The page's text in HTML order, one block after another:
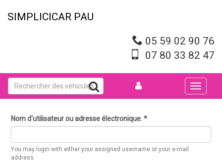
SIMPLICICAR PAU
05 59 02 90 76
07 80 33 82 47
Toggle
Nom d'utilisateur ou adresse électronique.*
You may login with either your assigned username or your e-mail
address.